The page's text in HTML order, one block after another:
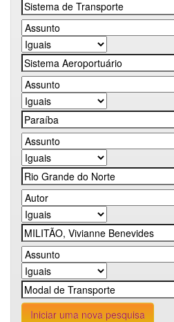
Iniciar uma nova pesquisa